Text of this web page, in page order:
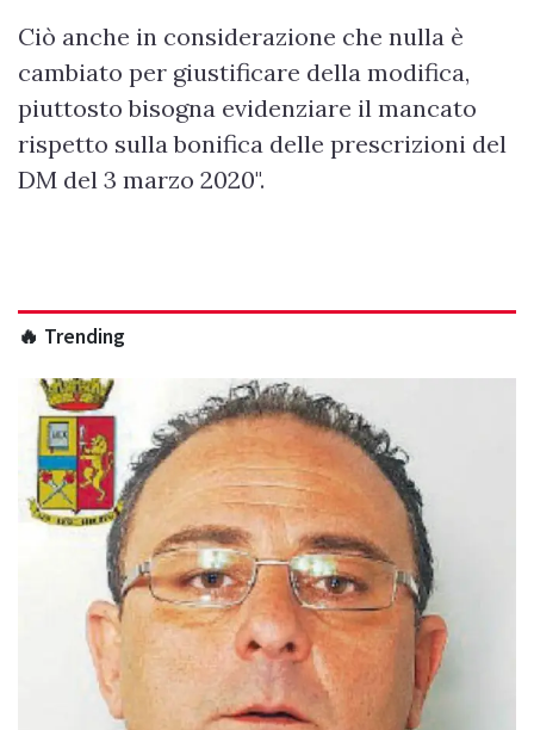
Ciò anche in considerazione che nulla è
cambiato per giustificare della modifica,
piuttosto bisogna evidenziare il mancato
rispetto sulla bonifica delle prescrizioni del
DM del 3 marzo 2020".
🔥 Trending